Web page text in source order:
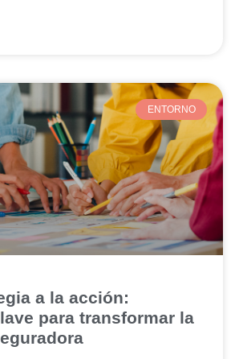
ENTORNO
a la acción:
para transformar la